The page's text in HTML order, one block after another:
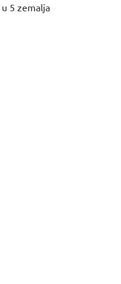
5 zemalja